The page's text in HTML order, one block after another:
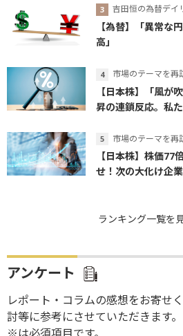
吉田恒の為替デイ
【為替】「異常な
高」
市場のテーマを再訪す
【日本株】「風が
昇の連鎖反応。私
市場のテーマを再訪す
【日本株】株価77
せ！次の大化け企
ランキング一覧を
アンケート
レポート・コラムの感想をお寄せ
討等に参考にさせていただきます。